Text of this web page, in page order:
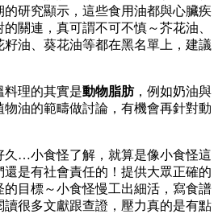
研究顯示，這些食用油都與心臟疾
關連，真可謂不可不慎～芥花油、
油、葵花油等都在黑名單上，建議
料理的其實是動物脂肪，例如奶油與
油的範疇做討論，有機會再針對動
久…小食怪了解，就算是像小食怪這
是有社會責任的！提供大眾正確的
目標～小食怪慢工出細活，寫食譜
很多文獻跟查證，壓力真的是有點